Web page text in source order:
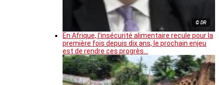
© DR
En Afrique, l’insécurité alimentaire recule pour la
première fois depuis dix ans, le prochain enjeu
est de rendre ces progrès…